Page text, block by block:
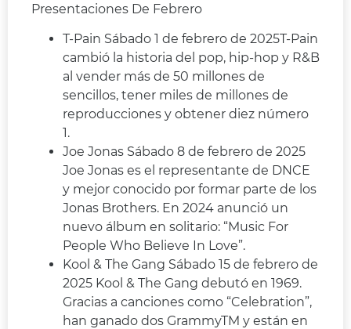
Presentaciones De Febrero
T-Pain Sábado 1 de febrero de 2025T-Pain
cambió la historia del pop, hip-hop y R&B
al vender más de 50 millones de
sencillos, tener miles de millones de
reproducciones y obtener diez número
1.
Joe Jonas Sábado 8 de febrero de 2025
Joe Jonas es el representante de DNCE
y mejor conocido por formar parte de los
Jonas Brothers. En 2024 anunció un
nuevo álbum en solitario: “Music For
People Who Believe In Love”.
Kool & The Gang Sábado 15 de febrero de
2025 Kool & The Gang debutó en 1969.
Gracias a canciones como “Celebration”,
han ganado dos GrammyTM y están en